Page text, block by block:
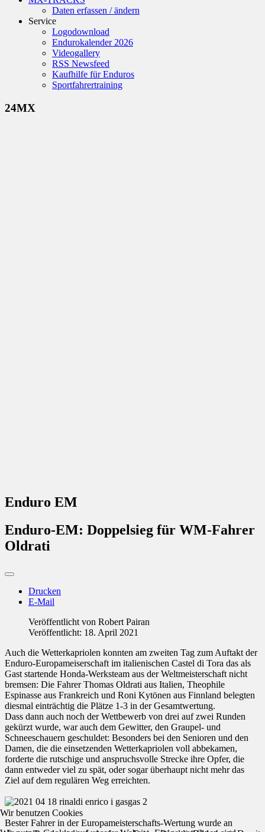
Daten erfassen / ändern
Service
Logodownload
Endurokalender 2026
Videogallery
RSS Newsfeed
Kaufhilfe für Enduros
Sportfahrertraining
24MX
Enduro EM
Enduro-EM: Doppelsieg für WM-Fahrer
Oldrati
Drucken
E-Mail
Veröffentlicht von Robert Pairan
Veröffentlicht: 18. April 2021
Auch die Wetterkapriolen konnten am zweiten Tag zum Auftakt der
Enduro-Europameiserschaft im italienischen Castel di Tora das als
Gast startende Honda-Werksteam aus der Weltmeisterschaft nicht
bremsen: Die Fahrer Thomas Oldrati aus Italien, Theophile
Espinasse aus Frankreich und Roni Kytönen aus Finnland belegten
diesmal einträchtig die Plätze 1-3 in der Gesamtwertung.
Dass dann auch noch der Wettbewerb von drei auf zwei Runden
gekürzt wurde, war auch dem Gewitter, den Graupel- und
Schneeschauern geschuldet: Besonders bei den Senioren und den
Damen, die die einsetzenden Wetterkapriolen voll abbekamen,
forderte die rutschige und anspruchsvolle Strecke ihre Opfer, die
dann entweder viel zu spät, oder sogar überhaupt nicht mehr das
Ziel auf dem regulären Weg erreichten.
Bester Fahrer in der Europameisterschafts-Wertung wurde an
Wir benutzen Cookies